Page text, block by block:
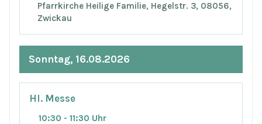
Pfarrkirche Heilige Familie, Hegelstr. 3, 08056,
Zwickau
Sonntag, 16.08.2026
Hl. Messe
10:30 - 11:30 Uhr